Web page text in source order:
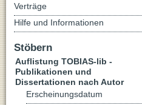
Verträge
Hilfe und Informationen
Stöbern
Auflistung TOBIAS-lib -
Publikationen und
Dissertationen nach Autor
Erscheinungsdatum